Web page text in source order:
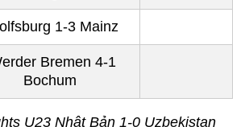
1-3 Mainz
Bremen 4-1
Bochum
U23 Nhật Bản 1-0 Uzbekistan